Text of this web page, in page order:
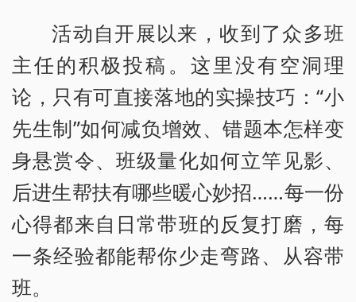
活动自开展以来，收到了众多班
主任的积极投稿。这里没有空洞理
论，只有可直接落地的实操技巧：“小
先生制”如何减负增效、错题本怎样变
身悬赏令、班级量化如何立竿见影、
后进生帮扶有哪些暖心妙招……每一份
心得都来自日常带班的反复打磨，每
一条经验都能帮你少走弯路、从容带
班。